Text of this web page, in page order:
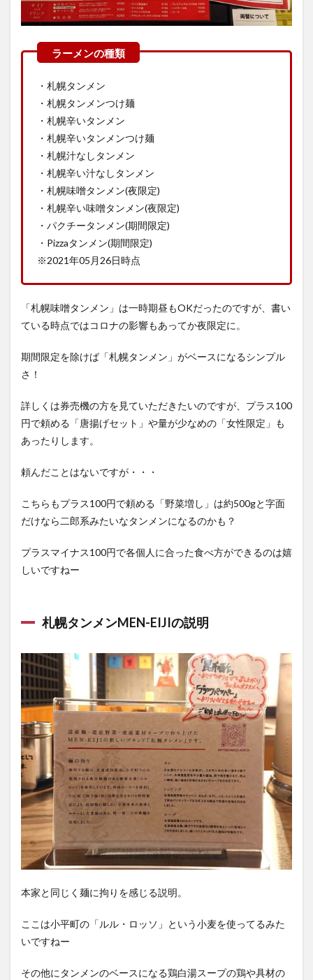
・札幌タンメン
・札幌タンメンつけ麺
・札幌辛いタンメン
・札幌辛いタンメンつけ麺
・札幌汁なしタンメン
・札幌辛い汁なしタンメン
・札幌味噌タンメン(夜限定)
・札幌辛い味噌タンメン(夜限定)
・パクチータンメン(期間限定)
・Pizzaタンメン(期間限定)
※2021年05月26日時点
「札幌味噌タンメン」は一時期昼もOKだったのですが、書い
ている時点ではコロナの影響もあってか夜限定に。
期間限定を除けば「札幌タンメン」がベースになるシンプル
さ！
詳しくは券売機の方を見ていただきたいのですが、プラス100
円で頼める「唐揚げセット」や量が少なめの「女性限定」も
あったりします。
頼んだことはないですが・・・
こちらもプラス100円で頼める「野菜増し」は約500gと字面
だけなら二郎系みたいなタンメンになるのかも？
プラスマイナス100円で各個人に合った食べ方ができるのは嬉
しいですねー
札幌タンメンMEN-EIJIの説明
本家と同じく麺に拘りを感じる説明。
ここは小平町の「ルル・ロッソ」という小麦を使ってるみた
いですねー
その他にタンメンのベースになる鶏白湯スープの鶏や具材の